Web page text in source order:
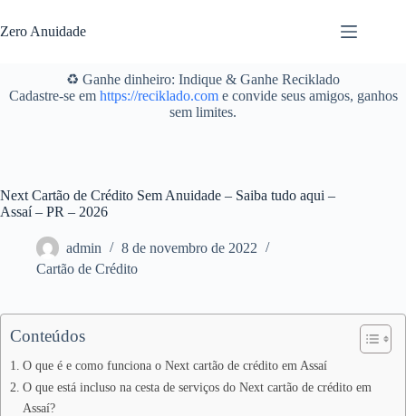
para
o
Zero Anuidade
♻️ Ganhe dinheiro: Indique & Ganhe Reciklado
Cadastre-se em https://reciklado.come convide seus amigos, ganhos
sem limites.
Next Cartão de Crédito Sem Anuidade – Saiba tudo aqui –
Assaí – PR – 2026
admin
8 de novembro de 2022
Cartão de Crédito
Conteúdos
O que é e como funciona o Next cartão de crédito em Assaí
O que está incluso na cesta de serviços do Next cartão de crédito em
Assaí?